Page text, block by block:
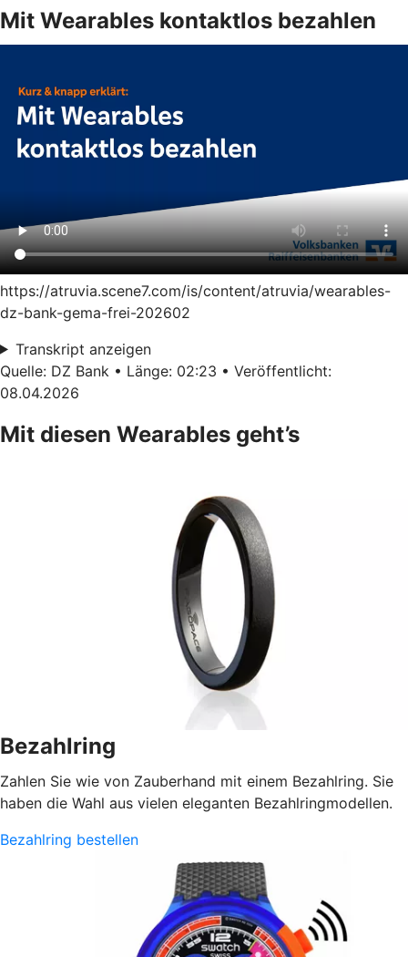
Mit Wearables kontaktlos bezahlen
https://atruvia.scene7.com/is/content/atruvia/wearables-
dz-bank-gema-frei-202602
Transkript anzeigen
Quelle: DZ Bank • Länge: 02:23 • Veröffentlicht:
08.04.2026
Mit diesen Wearables geht’s
Bezahlring
Zahlen Sie wie von Zauberhand mit einem Bezahlring. Sie
haben die Wahl aus vielen eleganten Bezahlringmodellen.
Bezahlring bestellen